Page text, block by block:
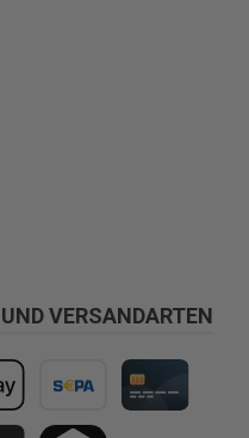
VERSANDARTEN
Vorkasse